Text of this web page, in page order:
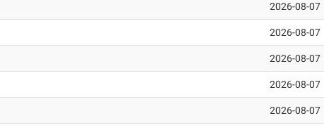
2026-08-07
2026-08-07
2026-08-07
2026-08-07
2026-08-07